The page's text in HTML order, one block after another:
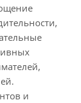
и